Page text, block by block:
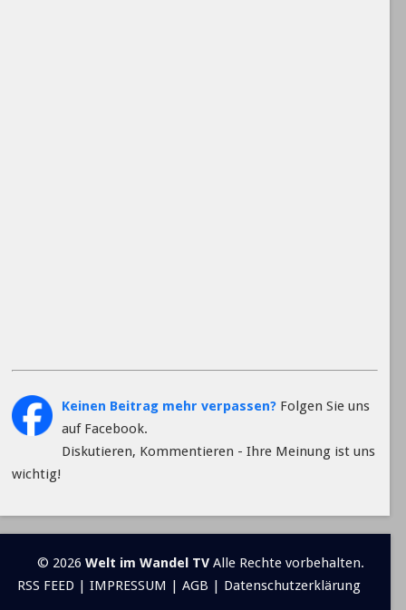
Keinen Beitrag mehr verpassen?Folgen Sie uns
auf Facebook.
Diskutieren, Kommentieren - Ihre Meinung ist uns
wichtig!
© 2026Welt im Wandel TV Alle Rechte vorbehalten.
RSS FEED |IMPRESSUM |AGB | Datenschutzerklärung